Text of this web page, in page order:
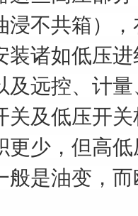
浸不共箱）
装诸如低压
及远控、计
关及低压开
更少，但高
般是油变，